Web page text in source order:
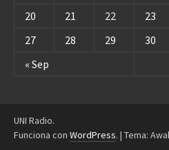
« Sep
20
21 22 23
27
28 29 30
UNI Radio.
Funciona con WordPress. | Tema: